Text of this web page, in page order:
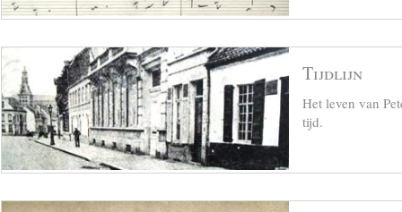
Tijdlijn
Het leven van
tijd.